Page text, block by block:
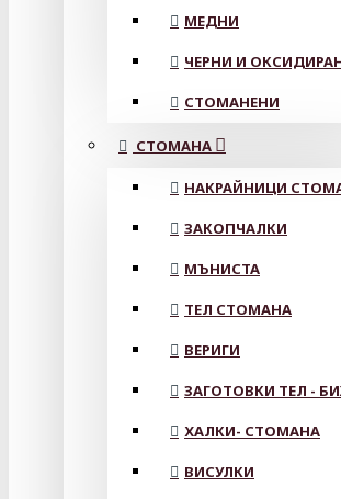
МЕДНИ
ЧЕРНИ И
СТОМАНЕНИ
СТОМАНА
НАКРАЙНИЦИ
ЗАКОПЧАЛКИ
МЪНИСТА
ТЕЛ СТОМАНА
ВЕРИГИ
ЗАГОТОВКИ ТЕЛ -
ХАЛКИ- СТОМАНА
ВИСУЛКИ